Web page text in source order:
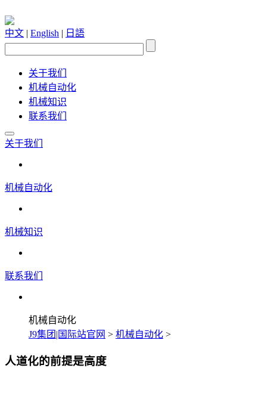
中文 | English | 日語
关于我们
机械自动化
机械知识
联系我们
关于我们
机械自动化
机械知识
联系我们
机械自动化
J9集团|国际站官网 > 机械自动化 >
人道化的前提是高度